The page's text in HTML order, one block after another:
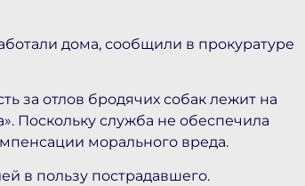
дома, сообщили в прокуратуре
за отлов бродячих собак лежит на
Поскольку служба не обеспечила
морального вреда.
в пользу пострадавшего.